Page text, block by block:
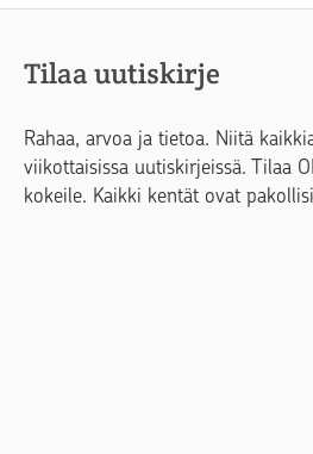
Tilaa uutiskirje
Rahaa, arvoa ja tietoa. Niitä
viikottaisissa uutiskirjeissä. Tilaa
kokeile. Kaikki kentät ovat